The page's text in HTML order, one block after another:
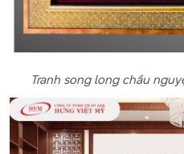
Tranh song long chầu